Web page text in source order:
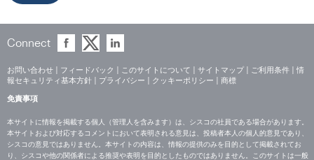
Connect
お問い合わせ フィードバック このサイトについて サイトマップ ご利用条件
情
報セキュリティ基本方針
プライバシー クッキーポリシー 商標
免責事項
本サイトに情報を掲載する個人（管理人を含みます）は、シスコの社員である場合があります。
本サイトおよび対応するコメントにおいて表明される意見は、投稿者本人の個人的意見であり、
シスコの意見ではありません。本サイトの内容は、情報の提供のみを目的として掲載されてお
り、シスコや他の関係者による推奨や表明を目的としたものではありません。このサイトは一般